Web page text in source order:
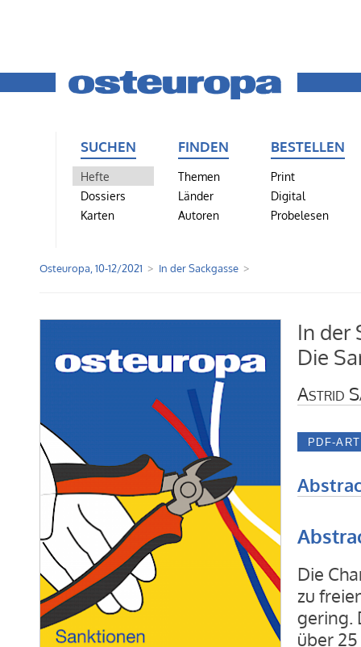
SUCHEN
Hefte
Dossiers
Karten
FINDEN
Themen
Länder
Autoren
BESTELLEN
Print
Digital
Probelesen
Osteuropa, 10-12/2021 In der Sackgasse
In der
Die
Astrid
Die
zu
gering.
über